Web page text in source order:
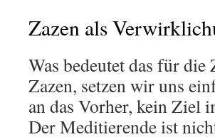
Zazen als
Was bedeutet das für
Zazen, setzen wir uns
an das Vorher, kein Ziel
Der Meditierende ist